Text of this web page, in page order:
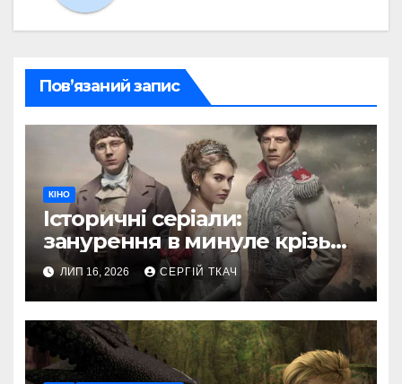
Пов’язаний запис
КІНО
Історичні серіали:
занурення в минуле крізь
призму сучасного кіно
ЛИП 16, 2026 СЕРГІЙ ТКАЧ